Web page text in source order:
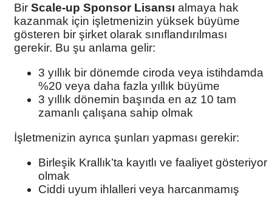
Bir Scale-up Sponsor Lisansı almaya hak
kazanmak için işletmenizin yüksek büyüme
gösteren bir şirket olarak sınıflandırılması
gerekir. Bu şu anlama gelir:
3 yıllık bir dönemde ciroda veya istihdamda
%20 veya daha fazla yıllık büyüme
3 yıllık dönemin başında en az 10 tam
zamanlı çalışana sahip olmak
İşletmenizin ayrıca şunları yapması gerekir:
Birleşik Krallık’ta kayıtlı ve faaliyet gösteriyor
olmak
Ciddi uyum ihlalleri veya harcanmamış